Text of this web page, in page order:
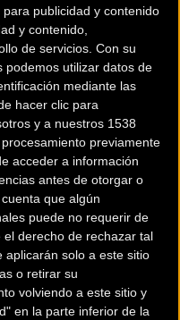
publicidad y contenido
y contenido,
de servicios. Con su
podemos utilizar datos de
mediante las
hacer clic para
y a nuestros 1538
previamente
acceder a información
antes de otorgar o
que algún
puede no requerir de
derecho de rechazar tal
aplicarán solo a este sitio
o retirar su
volviendo a este sitio y
en la parte inferior de la
se preparará como la
deportivo.
se van a implicar todas
de éxito de los
y 2015 y la trayectoria de
deportivos, “que
en esta
principalque
que “el recorrido